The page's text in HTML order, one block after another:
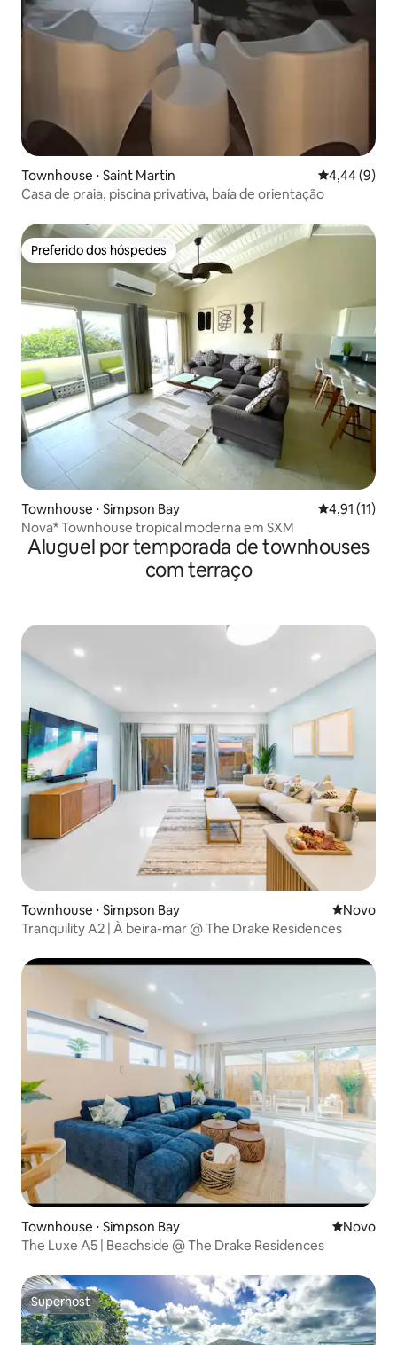
Townhouse ⋅ Saint Martin 4,44 de uma
4,44 (9)
Casa de praia, piscina privativa, baía de orientação
Preferido dos hóspedes
Preferido dos hóspedes
Townhouse ⋅ Simpson Bay 4,91 de uma
4,91 (11)
Nova* Townhouse tropical moderna em SXM
Aluguel por temporada de townhouses
com terraço
Townhouse ⋅ Simpson Bay Novo
Novo
Tranquility A2 | À beira-mar @ The Drake Residences
Townhouse ⋅ Simpson Bay Novo
Novo
The Luxe A5 | Beachside @ The Drake Residences
Superhost
Superhost